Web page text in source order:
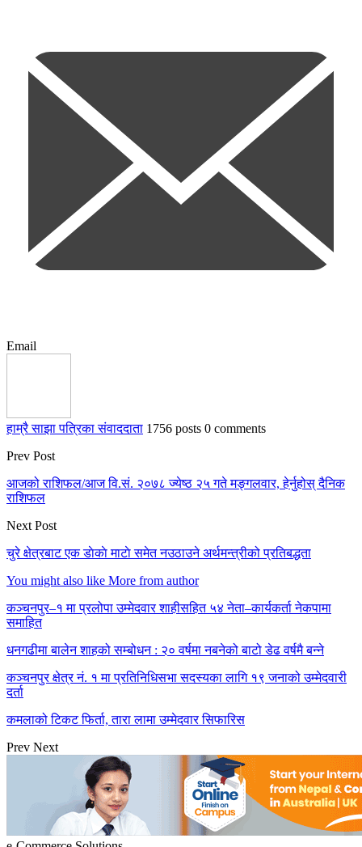
Email
हाम्रै साझा पत्रिका संवाददाता 1756 posts 0 comments
Prev Post
आजको राशिफल/आज वि.सं. २०७८ ज्येष्ठ २५ गते मङ्गलवार, हेर्नुहोस् दैनिक
राशिफल
Next Post
चुरे क्षेत्रबाट एक डाेकाे माटाे समेत नउठाउने अर्थमन्त्रीको प्रतिबद्धता
You might also like More from author
कञ्चनपुर–१ मा प्रलोपा उम्मेदवार शाहीसहित ५४ नेता–कार्यकर्ता नेकपामा
समाहित
धनगढीमा बालेन शाहको सम्बोधन : २० वर्षमा नबनेको बाटो डेढ वर्षमै बन्ने
कञ्चनपुर क्षेत्र नं. १ मा प्रतिनिधिसभा सदस्यका लागि १९ जनाको उम्मेदवारी
दर्ता
कमलाको टिकट फिर्ता, तारा लामा उम्मेदवार सिफारिस
Prev Next